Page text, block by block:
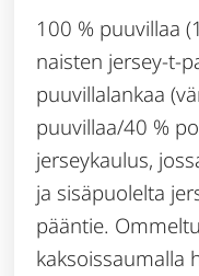
100 % puuvillaa
naisten jersey-t-
puuvillalankaa
puuvillaa/40 %
jerseykaulus,
ja sisäpuolelta
pääntie.
kaksoissaumalla